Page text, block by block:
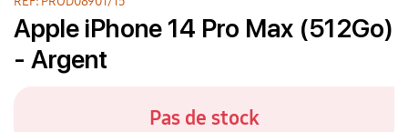
Apple iPhone 14 Pro Max (512Go)
- Argent
Pas de stock